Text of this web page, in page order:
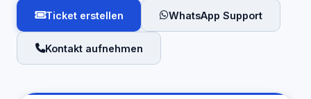
Ticket erstellen WhatsApp Support
Kontakt aufnehmen